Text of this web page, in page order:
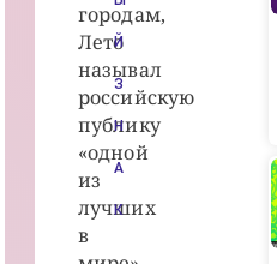
городам,
Лето
называл
российскую
публику
«одной
из
лучших
в
Й
З
Н
А
К